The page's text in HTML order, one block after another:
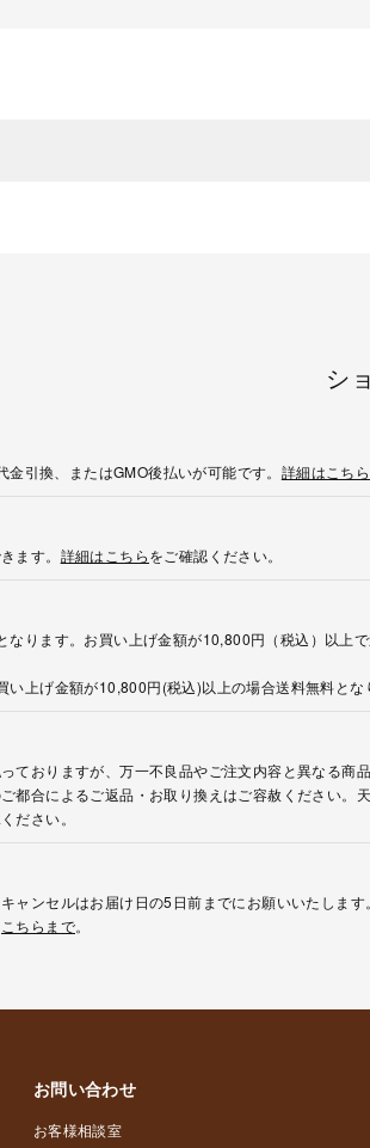
シ
引換、またはGMO後払いが可能です。 詳細はこちら
ます。 詳細はこちらをご確認ください。
なります。お買い上げ金額が10,800円（税込）以上
上げ金額が10,800円(税込)以上の場合送料無料とな
ておりますが、万一不良品やご注文内容と異なる
都合によるご返品・お取り換えはご容赦ください
ださい。
ャンセルはお届け日の5日前までにお願いいたしま
こちらまで。
お問い合わせ
お客様相談室